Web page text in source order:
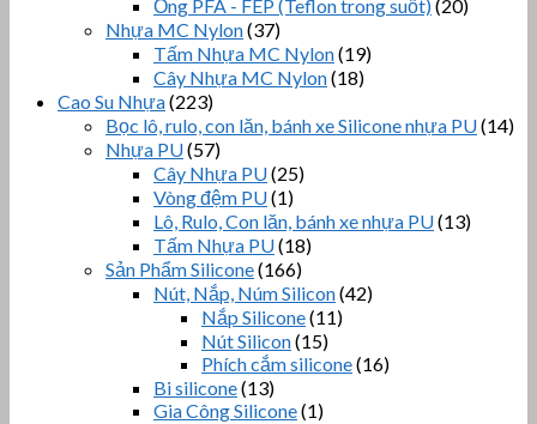
Ống PFA - FEP (Teflon trong suốt)(20)
Nhựa MC Nylon(37)
Tấm Nhựa MC Nylon(19)
Cây Nhựa MC Nylon(18)
Cao Su Nhựa(223)
Bọc lô, rulo, con lăn, bánh xe Silicone nhựa PU(14)
Nhựa PU(57)
Cây Nhựa PU(25)
Vòng đệm PU(1)
Lô, Rulo, Con lăn, bánh xe nhựa PU(13)
Tấm Nhựa PU(18)
Sản Phẩm Silicone(166)
Nút, Nắp, Núm Silicon(42)
Nắp Silicone(11)
Nút Silicon(15)
Phích cắm silicone(16)
Bi silicone(13)
Gia Công Silicone(1)